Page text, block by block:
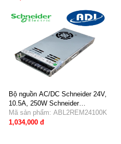
Bộ nguồn AC/DC Schneider 24V,
10.5A, 250W Schneider
ABL2REM24100K
Mã sản phẩm: ABL2REM24100K
1,034,000 đ